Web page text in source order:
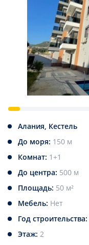
Алания, Кестель
До моря: 150 м
Комнат: 1+1
До центра: 500 м
Площадь: 50 м²
Мебель: Нет
Год строительства:
Этаж: 2